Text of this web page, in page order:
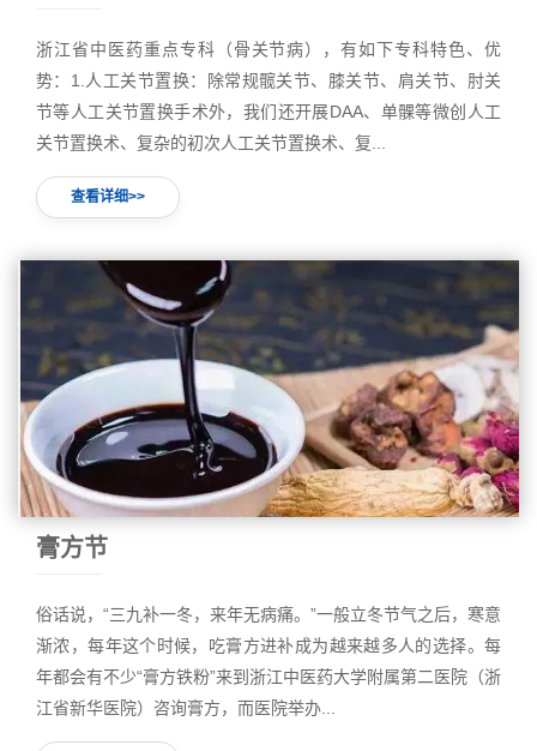
浙江省中医药重点专科（骨关节病），有如下专科特色、优
势：1.人工关节置换：除常规髋关节、膝关节、肩关节、肘关
节等人工关节置换手术外，我们还开展DAA、单髁等微创人工
关节置换术、复杂的初次人工关节置换术、复...
查看详细>>
膏方节
俗话说，“三九补一冬，来年无病痛。”一般立冬节气之后，寒意
渐浓，每年这个时候，吃膏方进补成为越来越多人的选择。每
年都会有不少“膏方铁粉”来到浙江中医药大学附属第二医院（浙
江省新华医院）咨询膏方，而医院举办...